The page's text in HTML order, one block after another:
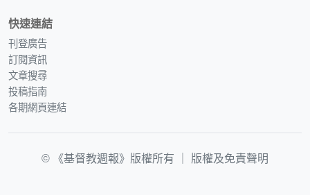
快速連結
刊登廣告
訂閱資訊
文章搜尋
投稿指南
各期網頁連結
© 《基督教週報》版權所有 ｜ 版權及免責聲明